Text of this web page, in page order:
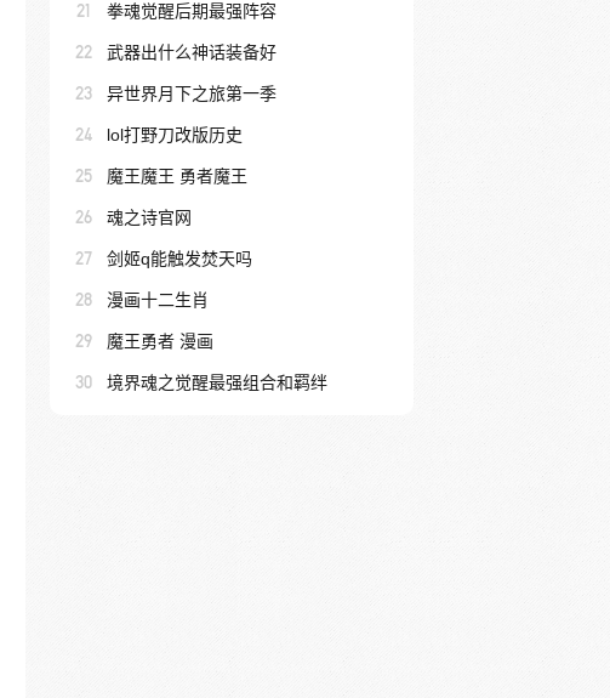
21 拳魂觉醒后期最强阵容
22 武器出什么神话装备好
23 异世界月下之旅第一季
24 lol打野刀改版历史
25 魔王魔王 勇者魔王
26 魂之诗官网
27 剑姬q能触发焚天吗
28 漫画十二生肖
29 魔王勇者 漫画
30 境界魂之觉醒最强组合和羁绊